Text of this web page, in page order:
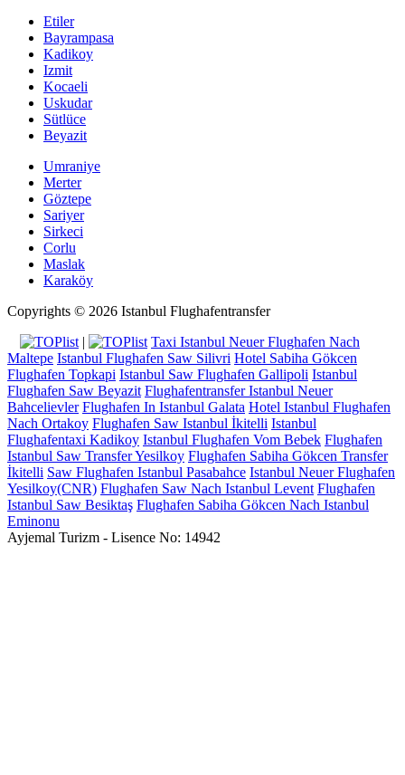
Etiler
Bayrampasa
Kadikoy
Izmit
Kocaeli
Uskudar
Sütlüce
Beyazit
Umraniye
Merter
Göztepe
Sariyer
Sirkeci
Corlu
Maslak
Karaköy
Copyrights © 2026 Istanbul Flughafentransfer
|
Taxi Istanbul Neuer Flughafen Nach
Maltepe Istanbul Flughafen Saw Silivri Hotel Sabiha Gökcen
Flughafen Topkapi Istanbul Saw Flughafen Gallipoli Istanbul
Flughafen Saw Beyazit Flughafentransfer Istanbul Neuer
Bahcelievler Flughafen In Istanbul Galata Hotel Istanbul Flughafen
Nach Ortakoy Flughafen Saw Istanbul İkitelli Istanbul
Flughafentaxi Kadikoy Istanbul Flughafen Vom Bebek Flughafen
Istanbul Saw Transfer Yesilkoy Flughafen Sabiha Gökcen Transfer
İkitelli Saw Flughafen Istanbul Pasabahce Istanbul Neuer Flughafen
Yesilkoy(CNR) Flughafen Saw Nach Istanbul Levent Flughafen
Istanbul Saw Besiktaş Flughafen Sabiha Gökcen Nach Istanbul
Eminonu
Ayjemal Turizm - Lisence No: 14942